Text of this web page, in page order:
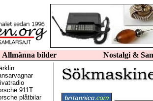
Allmänna bilder Nostalgi &
911T
plåtbilar